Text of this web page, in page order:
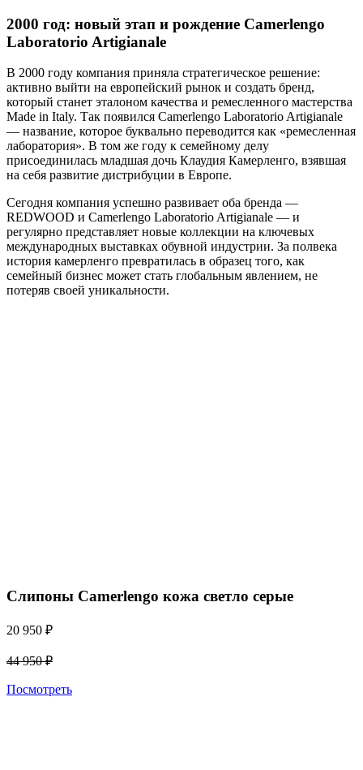
2000 год: новый этап и рождение Camerlengo
Laboratorio Artigianale
В 2000 году компания приняла стратегическое решение:
активно выйти на европейский рынок и создать бренд,
который станет эталоном качества и ремесленного мастерства
Made in Italy. Так появился Camerlengo Laboratorio Artigianale
— название, которое буквально переводится как «ремесленная
лаборатория». В том же году к семейному делу
присоединилась младшая дочь Клаудия Камерленго, взявшая
на себя развитие дистрибуции в Европе.
Сегодня компания успешно развивает оба бренда —
REDWOOD и Camerlengo Laboratorio Artigianale — и
регулярно представляет новые коллекции на ключевых
международных выставках обувной индустрии. За полвека
история камерленго превратилась в образец того, как
семейный бизнес может стать глобальным явлением, не
потеряв своей уникальности.
Cлипоны Camerlengo кожа светло серые
20 950 ₽
44 950₽
Посмотреть